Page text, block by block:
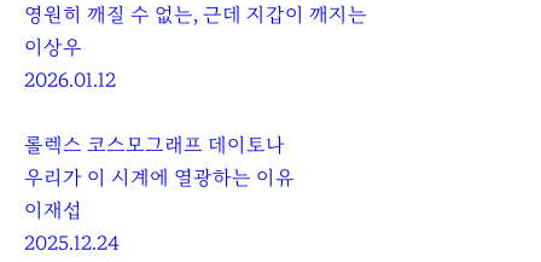
영원히 깨질 수 없는, 근데 지갑이 깨지는
이상우
2026.01.12
롤렉스 코스모그래프 데이토나
우리가 이 시계에 열광하는 이유
이재섭
2025.12.24